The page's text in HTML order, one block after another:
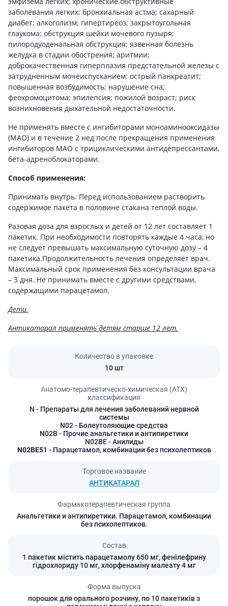
заболевания легких; бронхиальная астма; сахарный
диабет; алкоголизм; гипертиреоз; закрытоугольная
глаукома; обструкция шейки мочевого пузыря;
пилородуоденальная обструкция; язвенная болезнь
желудка в стадии обострения; аритмии;
доброкачественная гиперплазия предстательной железы с
затрудненным мочеиспусканием; острый панкреатит;
повышенная возбудимость; нарушение сна;
феохромоцитома; эпилепсия; пожилой возраст; риск
возникновения дыхательной недостаточности.
Не применять вместе с ингибиторами моноаминооксидазы
(МАО) и в течение 2 нед после прекращения применения
ингибиторов МАО с трициклическими антидепрессантами,
бета-адреноблокаторами.
Способ применения:
Принимать внутрь. Перед использованием растворить
содержимое пакета в половине стакана теплой воды.
Разовая доза для взрослых и детей от 12 лет составляет 1
пакетик. При необходимости повторять каждые 4 часа, но
не следует превышать максимальную суточную дозу – 4
пакетика.Продолжительность лечения определяет врач.
Максимальный срок применения без консультации врача
– 3 дня. Не принимать вместе с другими средствами,
содержащими парацетамол.
Дети.
Антикатарал применять детям старше 12 лет.
Количество в упаковке
10 шт
Анатомо-терапевтическо-химическая (АТХ)
классификация
N - Препараты для лечения заболеваний нервной
системы
N02- Болеутоляющие средства
N02B - Прочие анальгетики и антипиретики
N02BE- Анилиды
N02BE51 - Парацетамол, комбинации без психолептиков
Торговое название
АНТИКАТАРАЛ
Фармакотерапевтическая группа
Анальгетики и антипиретики. Парацетамол, комбинации
без психолептиков.
Состав
1 пакетик містить парацетамолу 650 мг, фенілефрину
гідрохлориду 10 мг, хлорфенаміну малеату 4 мг
Форма выпуска
порошок для орального розчину, по 10 пакетиків з